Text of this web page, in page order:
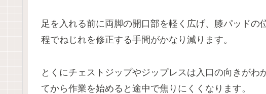
足を入れる前に両脚の開口部を軽く広げ、膝パッドの
程でねじれを修正する手間がかなり減ります。
とくにチェストジップやジップレスは入口の向きが
てから作業を始めると途中で焦りにくくなります。